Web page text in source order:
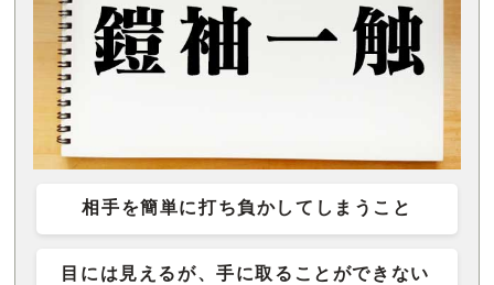
相手を簡単に打ち負かしてしまうこと
目には見えるが、手に取ることができない